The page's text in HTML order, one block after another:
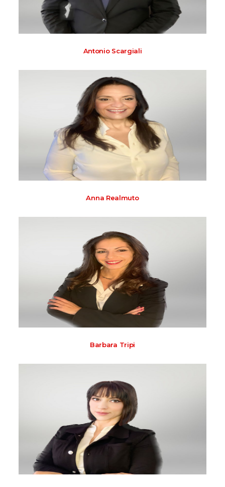
Antonio Scargiali
Anna Realmuto
Barbara Tripi